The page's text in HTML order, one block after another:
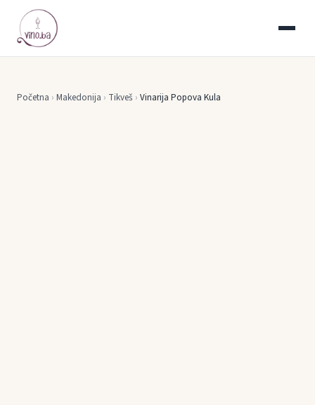
Početna › Makedonija › Tikveš › Vinarija Popova Kula